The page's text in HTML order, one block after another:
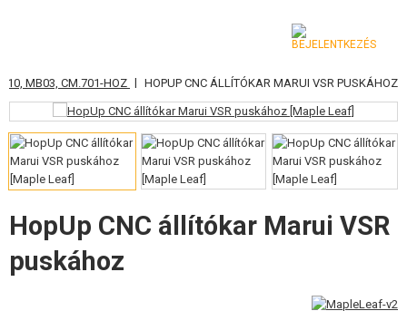
KATEGÓRIA
AIRSOFT FEGYVEREK
LÉGFEGYVEREK, CSÚZLIK
GRÁNÁTVETŐK, GRÁNÁTOK
LÖVEDÉK, GÁZ
MB03, CM.701-HOZ | HOPUP CNC ÁLLÍTÓKAR MARUI VSR PUSKÁHOZ
HopUp CNC állítókar Marui VSR
puskához